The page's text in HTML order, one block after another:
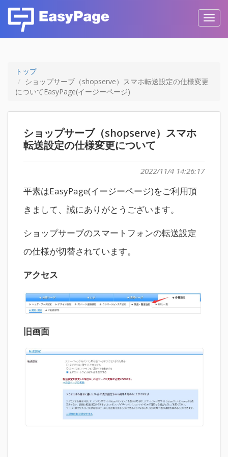
トップ
ショップサーブ（shopserve）スマホ転送設定の仕様変更
についてEasyPage(イージーページ)
ショップサーブ（shopserve）スマホ
転送設定の仕様変更について
2022/11/4 14:26:17
平素はEasyPage(イージーページ)をご利用頂
きまして、誠にありがとうございます。
ショップサーブのスマートフォンの転送設定
の仕様が切替されています。
アクセス
旧画面